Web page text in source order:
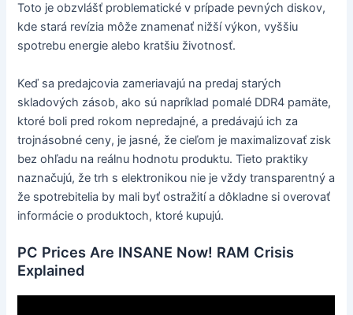
Toto je obzvlášť problematické v prípade pevných diskov,
kde stará revízia môže znamenať nižší výkon, vyššiu
spotrebu energie alebo kratšiu životnosť.
Keď sa predajcovia zameriavajú na predaj starých
skladových zásob, ako sú napríklad pomalé DDR4 pamäte,
ktoré boli pred rokom nepredajné, a predávajú ich za
trojnásobné ceny, je jasné, že cieľom je maximalizovať zisk
bez ohľadu na reálnu hodnotu produktu. Tieto praktiky
naznačujú, že trh s elektronikou nie je vždy transparentný a
že spotrebitelia by mali byť ostražití a dôkladne si overovať
informácie o produktoch, ktoré kupujú.
PC Prices Are INSANE Now! RAM Crisis
Explained